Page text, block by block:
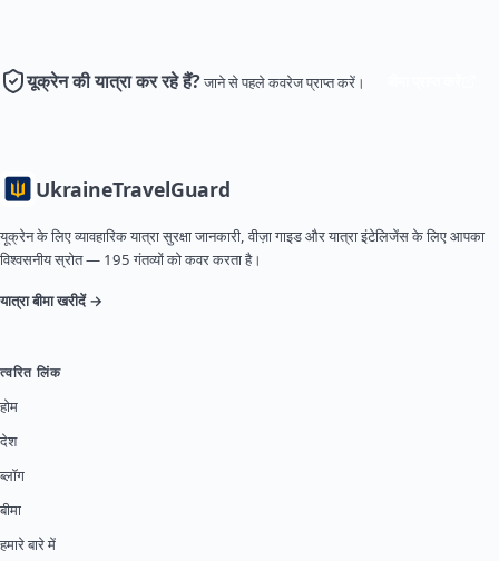
यूक्रेन की यात्रा कर रहे हैं?जाने से पहले कवरेज प्राप्त करें।
UkraineTravelGuard
यूक्रेन के लिए व्यावहारिक यात्रा सुरक्षा जानकारी, वीज़ा गाइड और यात्रा इंटेलिजेंस के लिए आपका
विश्वसनीय स्रोत — 195 गंतव्यों को कवर करता है।
यात्रा बीमा खरीदें →
त्वरित लिंक
होम
देश
ब्लॉग
बीमा
हमारे बारे में